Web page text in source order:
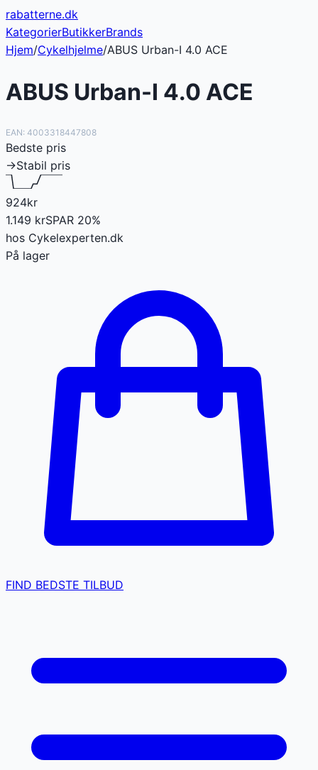
rabatterne.dk
KategorierButikkerBrands
Hjem/Cykelhjelme/ABUS Urban-I 4.0 ACE
ABUS Urban-I 4.0 ACE
EAN: 4003318447808
Bedste pris
→Stabil pris
924kr
1.149 krSPAR 20%
hos Cykelexperten.dk
På lager
FIND BEDSTE TILBUD